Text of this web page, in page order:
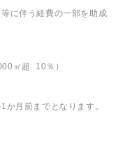
に伴う経費の一部を助成
㎡超 10 ％）
月前までとなります。